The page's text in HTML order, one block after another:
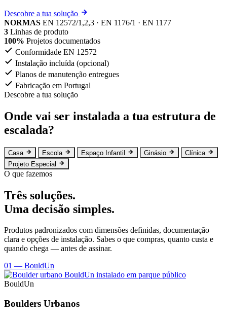
Descobre a tua solução
NORMAS EN 12572/1,2,3 · EN 1176/1 · EN 1177
3 Linhas de produto
100% Projetos documentados
Conformidade EN 12572
Instalação incluída (opcional)
Planos de manutenção entregues
Fabricação em Portugal
Descobre a tua solução
Onde vai ser instalada a tua estrutura de
escalada?
Casa Escola Espaço Infantil Ginásio
Clínica
Projeto Especial
O que fazemos
Três soluções.
Uma decisão simples.
Produtos padronizados com dimensões definidas, documentação
clara e opções de instalação. Sabes o que compras, quanto custa e
quando chega — antes de assinar.
01 — BouldUn
BouldUn
Boulders Urbanos